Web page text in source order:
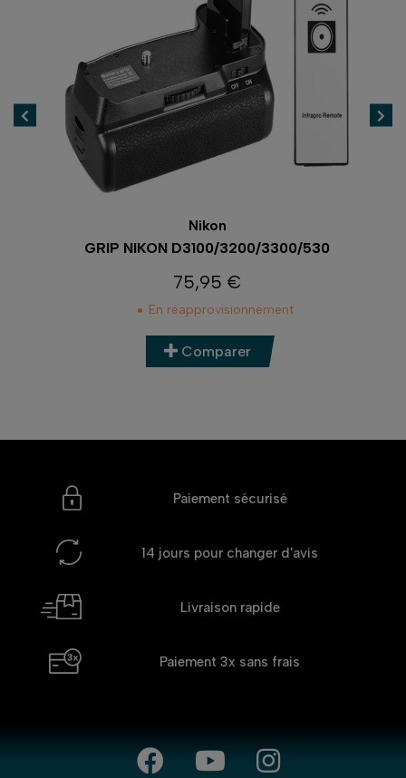
Nikon
GRIP NIKON D3100/3200/3300/530
Prix
75,95 €
En réapprovisionnement
Comparer
Paiement sécurisé
14 jours pour changer d'avis
Livraison rapide
Paiement 3x sans frais